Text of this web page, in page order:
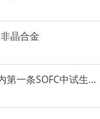
晶合金
条SOFC中试生产线